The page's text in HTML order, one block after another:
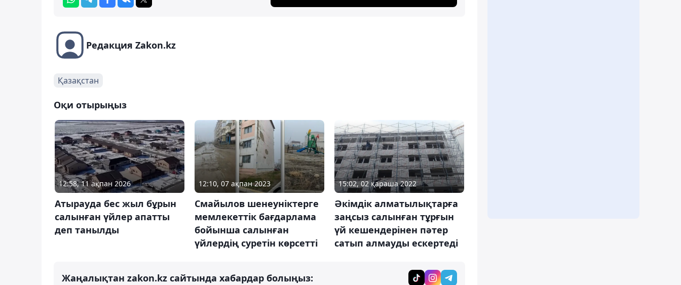
Редакция Zakon.kz
Қазақстан
Оқи отырыңыз
12:58, 11 ақпан 2026
Атырауда бес жыл бұрын
салынған үйлер апатты
деп танылды
12:10, 07 ақпан 2023
Смайылов шенеуніктерге
мемлекеттік бағдарлама
бойынша салынған
үйлердің суретін көрсетті
15:02, 02 қараша 2022
Әкімдік алматылықтарға
заңсыз салынған тұрғын
үй кешендерінен пәтер
сатып алмауды ескертеді
Жаңалықтан zakon.kz сайтында хабардар болыңыз: